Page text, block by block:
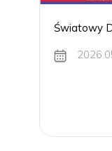
Światowy